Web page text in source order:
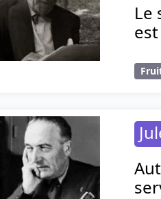
Le